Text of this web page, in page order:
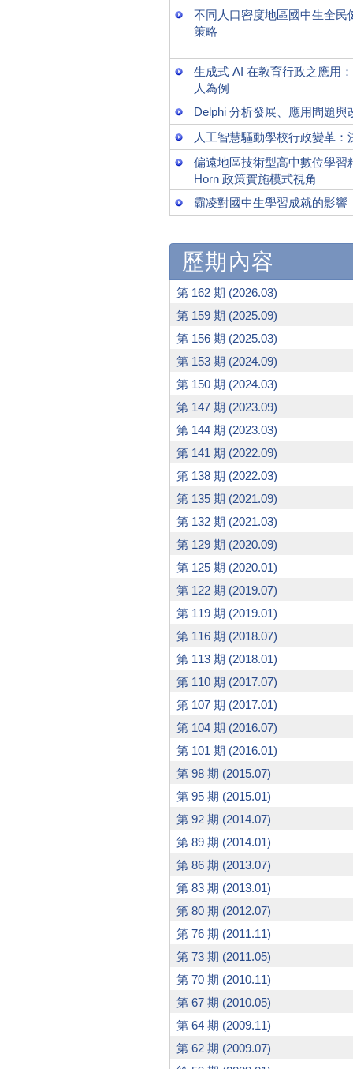
不同人口密度地區國中生全
策略
生成式 AI 在教育行政之應用
人為例
Delphi 分析發展、應用問題與
人工智慧驅動學校行政變革
偏遠地區技術型高中數位學習
Horn 政策實施模式視角
霸凌對國中生學習成就的影響
歷期內容
第 162 期 (2026.03)
第 159 期 (2025.09)
第 156 期 (2025.03)
第 153 期 (2024.09)
第 150 期 (2024.03)
第 147 期 (2023.09)
第 144 期 (2023.03)
第 141 期 (2022.09)
第 138 期 (2022.03)
第 135 期 (2021.09)
第 132 期 (2021.03)
第 129 期 (2020.09)
第 125 期 (2020.01)
第 122 期 (2019.07)
第 119 期 (2019.01)
第 116 期 (2018.07)
第 113 期 (2018.01)
第 110 期 (2017.07)
第 107 期 (2017.01)
第 104 期 (2016.07)
第 101 期 (2016.01)
第 98 期 (2015.07)
第 95 期 (2015.01)
第 92 期 (2014.07)
第 89 期 (2014.01)
第 86 期 (2013.07)
第 83 期 (2013.01)
第 80 期 (2012.07)
第 76 期 (2011.11)
第 73 期 (2011.05)
第 70 期 (2010.11)
第 67 期 (2010.05)
第 64 期 (2009.11)
第 62 期 (2009.07)